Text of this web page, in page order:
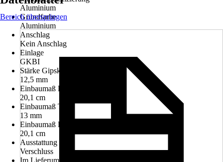
Aluminium
Grundfarbe
Aluminium
Anschlag
Kein Anschlag
Einlage
GKBI
Stärke Gipskartoneinlage
12,5 mm
Einbaumaß Breite
20,1 cm
Einbaumaß Tiefe
13 mm
Einbaumaß Höhe
20,1 cm
Ausstattung
Verschluss
Im Lieferumfang enthalten
Bereich überspringen